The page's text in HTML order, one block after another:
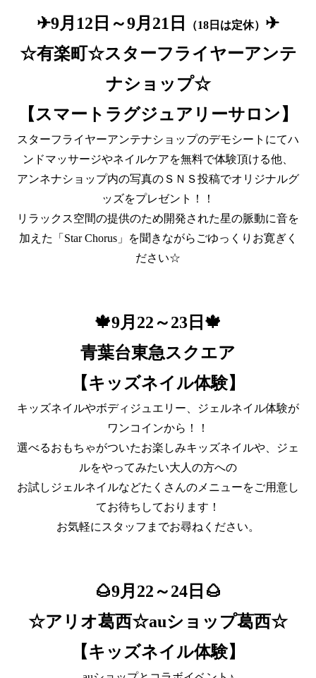
✈9月12日～9月21日 （18日は定休） ✈
☆有楽町☆スターフライヤーアンテ
ナショップ☆
【スマートラグジュアリーサロン】
スターフライヤーアンテナショップのデモシートにてハ
ンドマッサージやネイルケアを無料で体験頂ける他、
アンネナショップ内の写真のＳＮＳ投稿でオリジナルグ
ッズをプレゼント！！
リラックス空間の提供のため開発された星の脈動に音を
加えた「Star Chorus」を聞きながらごゆっくりお寛ぎく
ださい☆
🍁9月22～23日🍁
青葉台東急スクエア
【キッズネイル体験】
キッズネイルやボディジュエリー、ジェルネイル体験が
ワンコインから！！
選べるおもちゃがついたお楽しみキッズネイルや、ジェ
ルをやってみたい大人の方への
お試しジェルネイルなどたくさんのメニューをご用意し
てお待ちしております！
お気軽にスタッフまでお尋ねください。
🌰9月22～24日🌰
☆アリオ葛西☆auショップ葛西☆
【キッズネイル体験】